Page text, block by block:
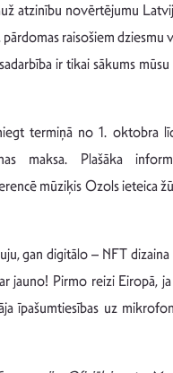
atzinību novērtējumu
raisošiem
ir tikai sākums
termiņā no 1. oktobra
maksa. Plašāka
mūziķis Ozols ieteica
gan digitālo – NFT
jauno! Pirmo reizi Eiropā,
uz